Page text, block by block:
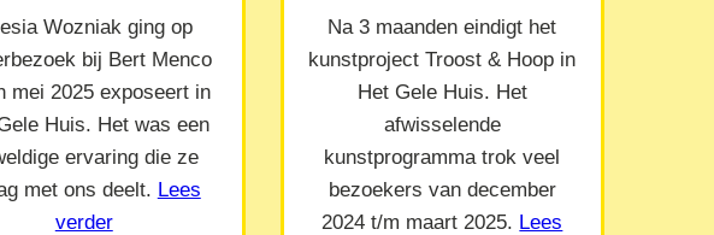
Wozniak ging op
bij Bert Menco
mei 2025 exposeert in
Huis. Het was een
ervaring die ze
met ons deelt. Lees
verder
Na 3 maanden eindigt het
kunstproject Troost & Hoop in
Het Gele Huis. Het
afwisselende
kunstprogramma trok veel
bezoekers van december
2024 t/m maart 2025. Lees